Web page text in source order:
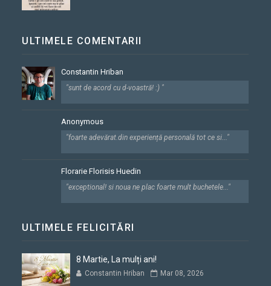
ULTIMELE COMENTARII
Constantin Hriban
"sunt de acord cu d-voastră! :) "
Anonymous
"foarte adevărat.din experiență personală tot ce si..."
Florarie Florisis Huedin
"exceptional! si noua ne plac foarte mult buchetele..."
ULTIMELE FELICITĂRI
8 Martie, La mulți ani!
Constantin Hriban Mar 08, 2026